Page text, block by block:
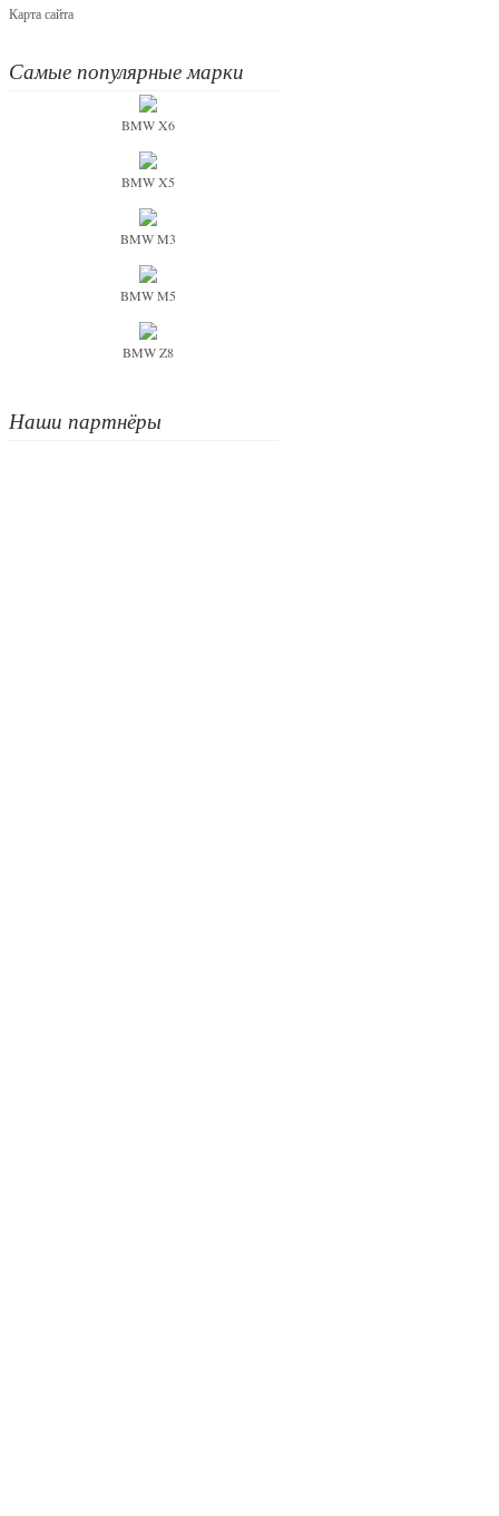
Карта сайта
Самые популярные марки
BMW X6
BMW X5
BMW M3
BMW M5
BMW Z8
Наши партнёры